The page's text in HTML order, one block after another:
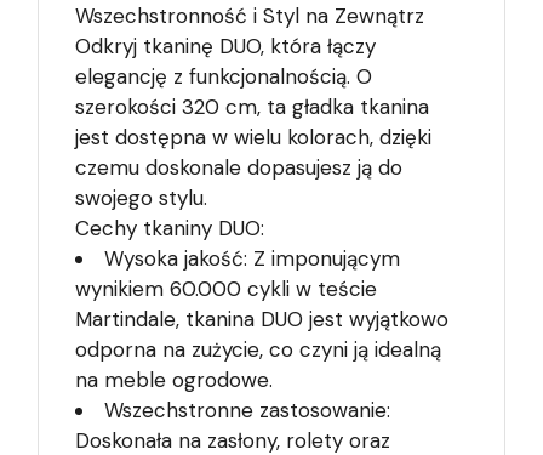
Wszechstronność i Styl na Zewnątrz
Odkryj tkaninę DUO, która łączy
elegancję z funkcjonalnością. O
szerokości 320 cm, ta gładka tkanina
jest dostępna w wielu kolorach, dzięki
czemu doskonale dopasujesz ją do
swojego stylu.
Cechy tkaniny DUO:
Wysoka jakość: Z imponującym
wynikiem 60.000 cykli w teście
Martindale, tkanina DUO jest wyjątkowo
odporna na zużycie, co czyni ją idealną
na meble ogrodowe.
Wszechstronne zastosowanie:
Doskonała na zasłony, rolety oraz